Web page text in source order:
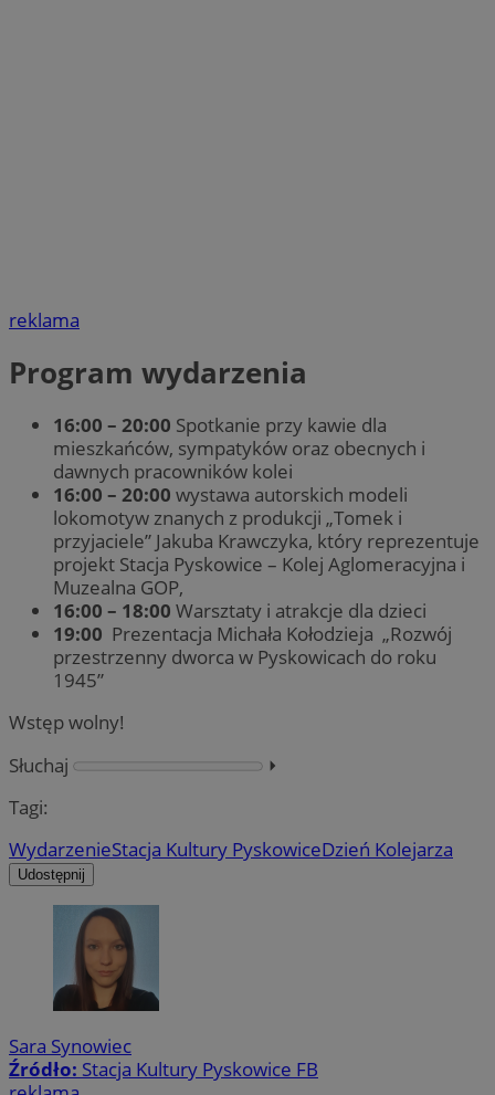
reklama
Program wydarzenia
16:00 – 20:00 Spotkanie przy kawie dla
mieszkańców, sympatyków oraz obecnych i
dawnych pracowników kolei
16:00 – 20:00 wystawa autorskich modeli
lokomotyw znanych z produkcji „Tomek i
przyjaciele” Jakuba Krawczyka, który reprezentuje
projekt Stacja Pyskowice – Kolej Aglomeracyjna i
Muzealna GOP,
16:00 – 18:00 Warsztaty i atrakcje dla dzieci
19:00 Prezentacja Michała Kołodzieja „Rozwój
przestrzenny dworca w Pyskowicach do roku
1945”
Wstęp wolny!
Słuchaj
⏵︎
Tagi:
WydarzenieStacja Kultury PyskowiceDzień Kolejarza
Udostępnij
Sara Synowiec
Źródło: Stacja Kultury Pyskowice FB